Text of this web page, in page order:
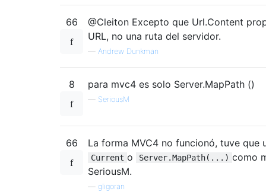
66
@Cleiton Excepto que Url.Content
URL, no una ruta del servidor.
— Andrew Dunkman
8 para mvc4 es solo Server.MapPath ()
— SeriousM
66 La forma MVC4 no funcionó, tuve que
Current o Server.MapPath(...) como
SeriousM.
gligoran